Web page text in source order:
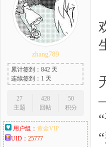
zhang789
累计签到：842 天
连续签到：1 天
27
主题
428
回帖
50
积分
用户组： 黄金VIP
UID： 25777